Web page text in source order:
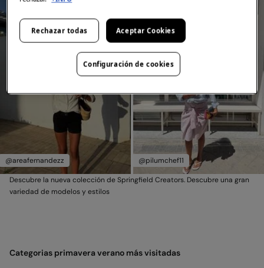
@areafernandezz @pilumchef11
Descubre la nueva colección de Springfield Creators. Descubre una gran
variedad de modelos y estilos
Categorias primavera verano más visitadas
Rechazar todas Aceptar Cookies
Configuración de cookies